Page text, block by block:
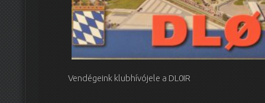
Vendégeink klubhívójele a DL0IR